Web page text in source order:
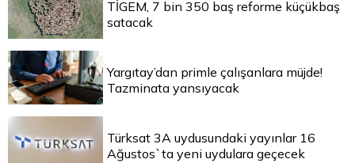
TİGEM, 7 bin 350 baş reforme küçükbaş
satacak
Yargıtay’dan primle çalışanlara müjde!
Tazminata yansıyacak
Türksat 3A uydusundaki yayınlar 16
Ağustos`ta yeni uydulara geçecek